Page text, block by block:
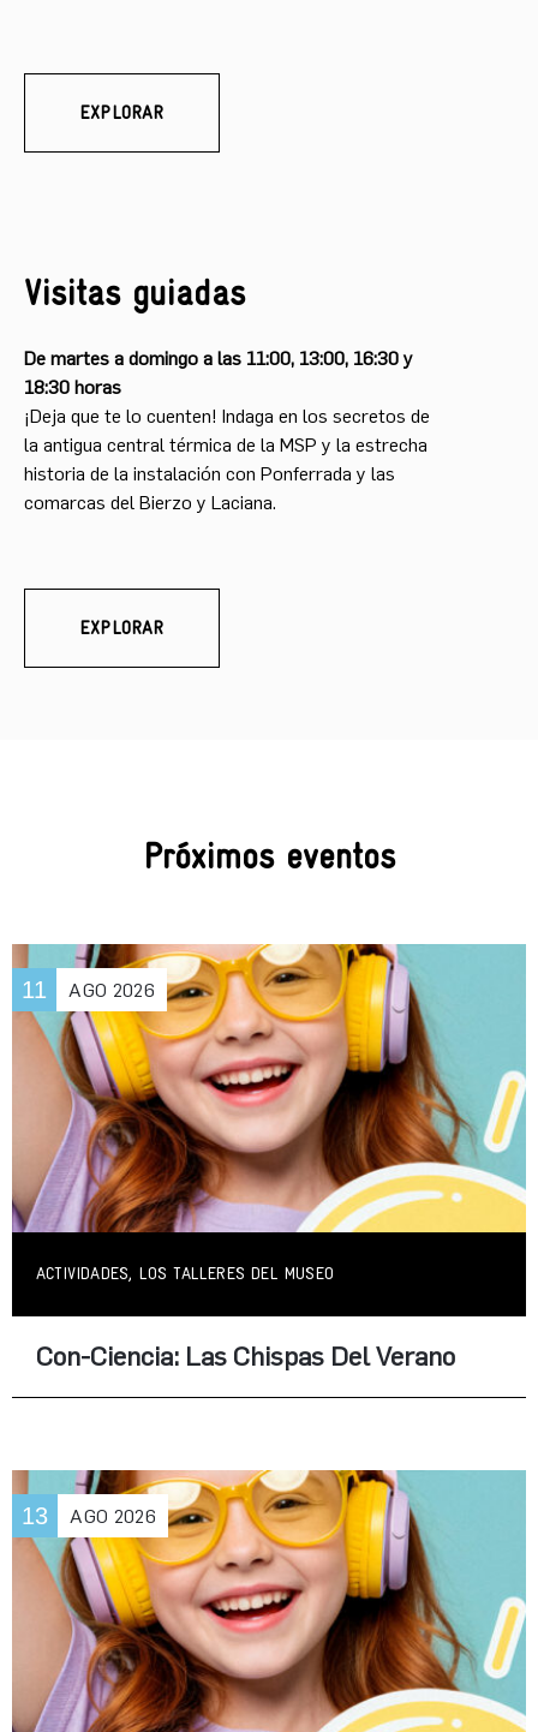
EXPLORAR
Visitas guiadas
De martes a domingo a las 11:00, 13:00, 16:30 y
18:30 horas
¡Deja que te lo cuenten! Indaga en los secretos de
la antigua central térmica de la MSP y la estrecha
historia de la instalación con Ponferrada y las
comarcas del Bierzo y Laciana.
EXPLORAR
Próximos eventos
11 AGO 2026
ACTIVIDADES, LOS TALLERES DEL MUSEO
Con-Ciencia: Las Chispas Del Verano
13 AGO 2026